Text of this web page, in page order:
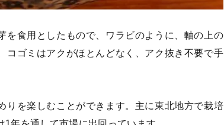
を食用としたもので、ワラビのように、軸の上の
コゴミはアクがほとんどなく、アク抜き不要で手
りを楽しむことができます。主に東北地方で栽培